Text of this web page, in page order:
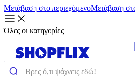
Μετάβαση στο περιεχόμενοΜετάβαση
Όλες οι κατηγορίες